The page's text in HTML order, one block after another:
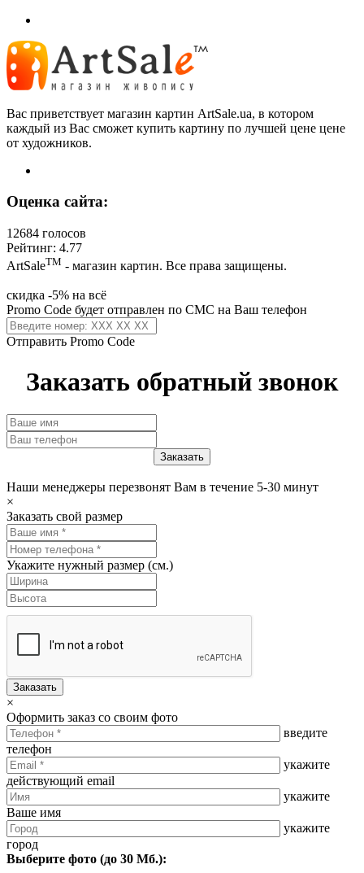
Вас приветствует магазин картин ArtSale.ua, в котором
каждый из Вас сможет купить картину по лучшей цене цене
от художников.
Оценка сайта:
12684 голосов
Рейтинг: 4.77
ArtSaleТМ - магазин картин. Все права защищены.
скидка -5% на всё
Promo Code будет отправлен по СМС на Ваш телефон
Отправить Promo Code
Заказать обратный звонок
Наши менеджеры перезвонят Вам в течение 5-30 минут
×
Заказать свой размер
Укажите нужный размер (см.)
Заказать
×
Оформить заказ со своим фото
введите
телефон
укажите
действующий email
укажите
Ваше имя
укажите
город
Выберите фото (до 30 Мб.):